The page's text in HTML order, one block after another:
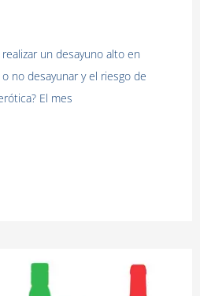
un desayuno alto en
no desayunar y el riesgo de
El mes